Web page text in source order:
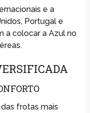
e a
Portugal e
a colocar a Azul no
frotas mais